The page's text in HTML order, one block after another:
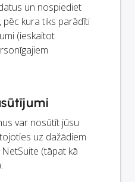
un nospiediet
, pēc kura tiks parādīti
(ieskaitot
var nosūtīt jūsu
uz dažādiem
(tāpat kā